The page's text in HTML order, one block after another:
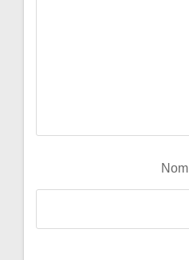
Nom